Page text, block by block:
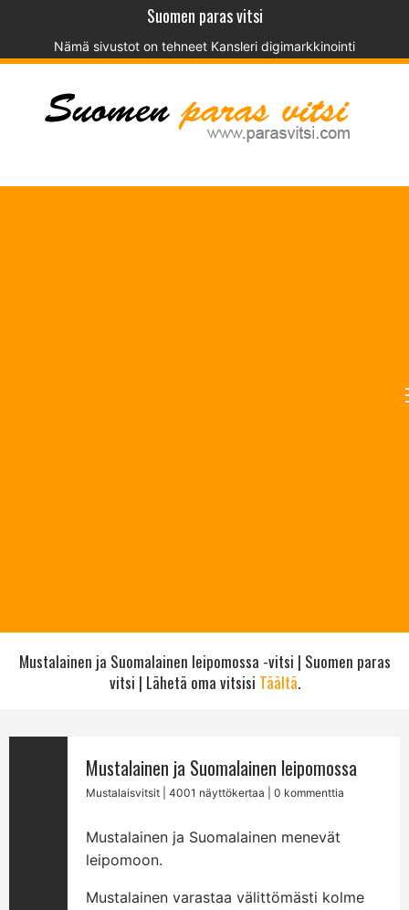
Suomen paras vitsi
Nämä sivustot on tehneet Kansleri digimarkkinointi
Mustalainen ja Suomalainen leipomossa -vitsi | Suomen paras
vitsi | Lähetä oma vitsisi Täältä.
Mustalainen ja Suomalainen leipomossa
Mustalaisvitsit | 4001 näyttökertaa | 0 kommenttia
Mustalainen ja Suomalainen menevät
leipomoon.
Mustalainen varastaa välittömästi kolme